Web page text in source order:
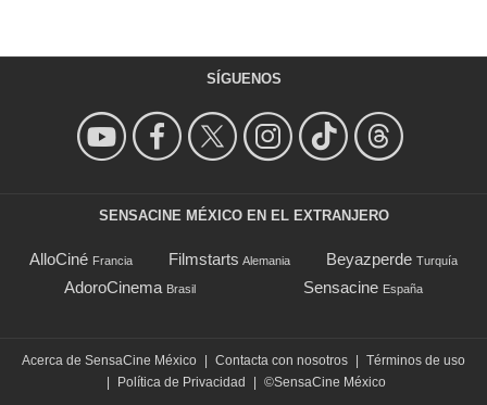
SÍGUENOS
SENSACINE MÉXICO EN EL EXTRANJERO
AlloCiné Francia Filmstarts Alemania Beyazperde Turquía
AdoroCinema Brasil Sensacine España
Acerca de SensaCine México Contacta con nosotros
Términos de uso
Política de Privacidad ©SensaCine México